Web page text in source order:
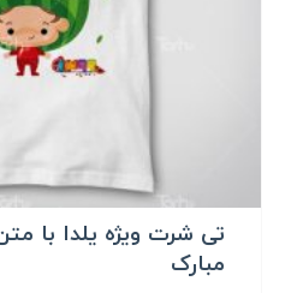
تی شرت ویژه یلدا با
مبارک